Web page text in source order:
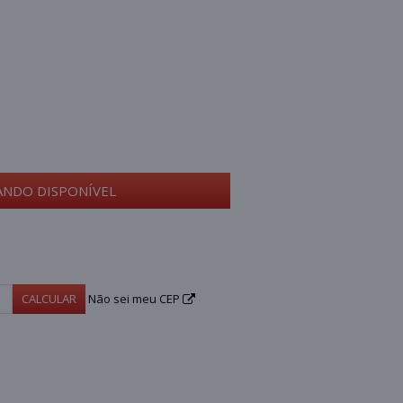
DISPONÍVEL
CALCULAR Não sei meu CEP